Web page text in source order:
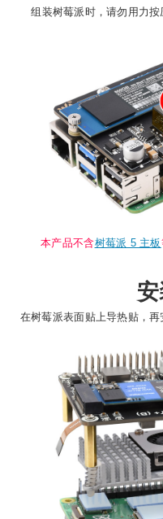
组装树莓派时，请勿用力
本产品不含树莓派 5 主板
在树莓派表面贴上导热贴，